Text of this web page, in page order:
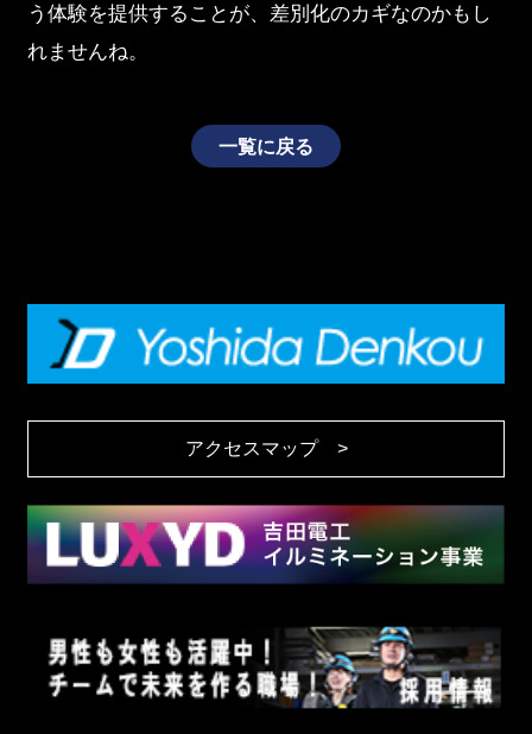
う体験を提供することが、差別化のカギなのかもし
れませんね。
一覧に戻る
アクセスマップ >